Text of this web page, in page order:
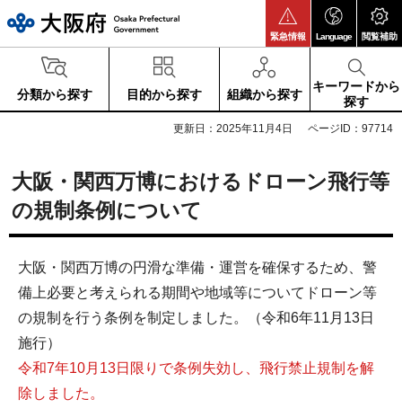
緊急情報 Language 閲覧補助
分類から探す 目的から探す 組織から探す
キーワードから
探す
更新日：2025年11月4日 ページID：97714
大阪・関西万博におけるドローン飛行等
の規制条例について
大阪・関西万博の円滑な準備・運営を確保するため、警
備上必要と考えられる期間や地域等についてドローン等
の規制を行う条例を制定しました。（令和6年11月13日
施行）
令和7年10月13日限りで条例失効し、飛行禁止規制を解
除しました。